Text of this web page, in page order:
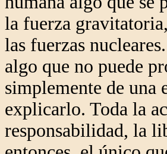
la fuerza
las fuerzas
algo que no puede
simplemente de una
explicarlo. Toda la
responsabilidad, la